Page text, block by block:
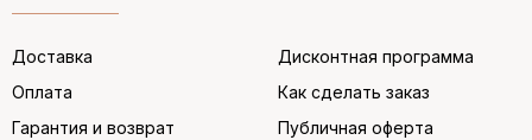
Доставка
Оплата
Гарантия и возврат
Дисконтная программа
Как сделать заказ
Публичная оферта